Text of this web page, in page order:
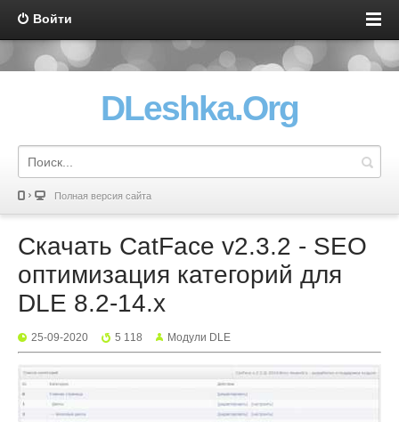
Войти
DLeshka.Org
Полная версия сайта
Скачать CatFace v2.3.2 - SEO
оптимизация категорий для
DLE 8.2-14.x
25-09-2020 5 118 Mодули DLE